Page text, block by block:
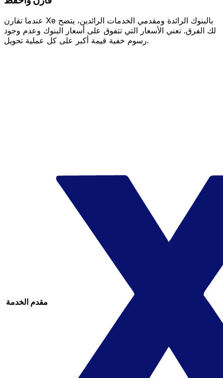
عندما تقارن Xe بالبنوك الرائدة ومقدمي الخدمات الرائدين، يتضح
لك الفرق. تعني الأسعار التي تتفوق على أسعار البنوك وعدم وجود
رسوم خفية قيمة أكبر على كل عملية تحويل.
مقدم الخدمة